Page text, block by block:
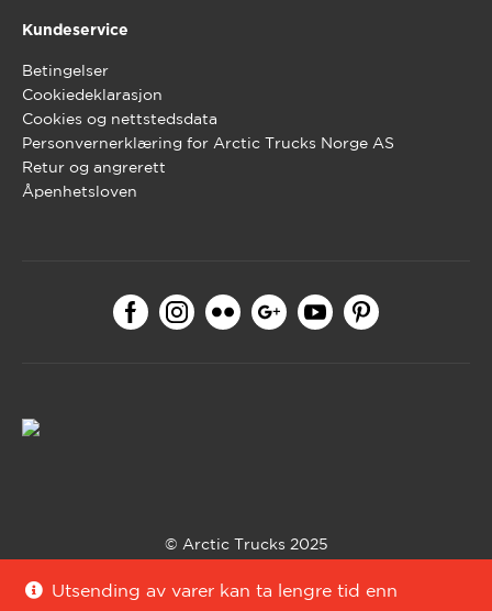
Utsending av varer kan ta lengre tid enn
Kundeservice
Betingelser
Cookiedeklarasjon
Cookies og nettstedsdata
Personvernerklæring for Arctic Trucks Norge AS
Retur og angrerett
Åpenhetsloven
© Arctic Trucks 2025